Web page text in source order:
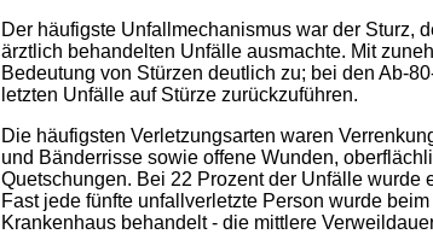
Der häufigste Unfallmechanismus war der Sturz,
ärztlich behandelten Unfälle ausmachte. Mit
Bedeutung von Stürzen deutlich zu; bei den Ab-
letzten Unfälle auf Stürze zurückzuführen.
Die häufigsten Verletzungsarten waren
und Bänderrisse sowie offene Wunden,
Quetschungen. Bei 22 Prozent der Unfälle wurde
Fast jede fünfte unfallverletzte Person wurde
Krankenhaus behandelt - die mittlere